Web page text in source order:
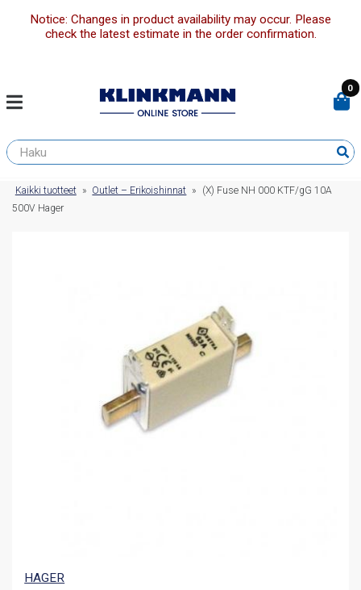
Notice: Changes in product availability may occur. Please
check the latest estimate in the order confirmation.
0
Kaikki tuotteet » Outlet – Erikoishinnat »
(X) Fuse NH 000 KTF/gG 10A
500V Hager
HAGER